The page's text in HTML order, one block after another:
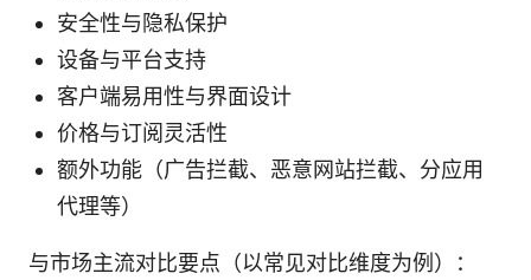
安全性与隐私保护
设备与平台支持
客户端易用性与界面设计
价格与订阅灵活性
额外功能（广告拦截、恶意网站拦截、分应用
代理等）
与市场主流对比要点（以常见对比维度为例）：